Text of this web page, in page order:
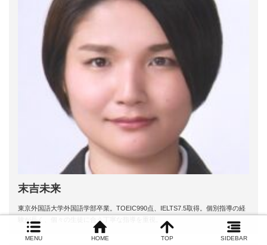
末吉未来
東京外国語大学外国語学部卒業。TOEIC990点、IELTS7.5取得。個別指導の経
験が長く、個々の生徒に合う丁寧な指導を重視。
MENU HOME TOP SIDEBAR